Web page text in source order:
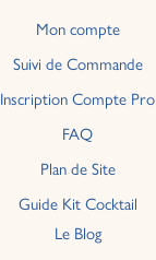
Mon compte
Suivi de Commande
Inscription Compte Pro
FAQ
Plan de Site
Guide Kit Cocktail
Le Blog